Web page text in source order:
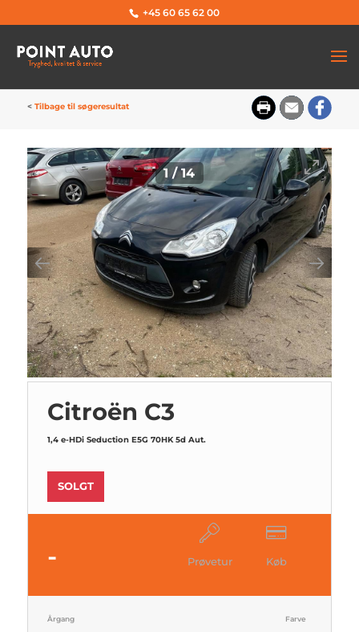
+45 60 65 62 00
< Tilbage til søgeresultat
1 /14
Citroën C3
1,4 e-HDi Seduction E5G 70HK 5d Aut.
SOLGT
- Prøvetur Køb
Årgang Farve